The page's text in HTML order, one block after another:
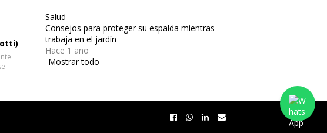
Salud
Consejos para proteger su espalda mientras
trabaja en el jardín
Hace 1 año
Mostrar todo